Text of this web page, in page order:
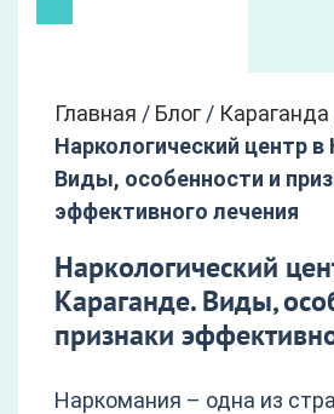
Главная / Блог / Караганда
Наркологический центр в
Виды, особенности и
эффективного лечения
Наркологический
Караганде. Виды,
признаки
Наркомания – одна из